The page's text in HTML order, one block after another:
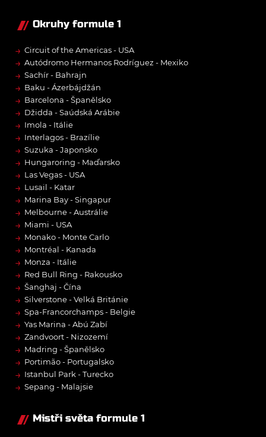
Okruhy formule 1
→ Circuit of the Americas - USA
→ Autódromo Hermanos Rodríguez - Mexiko
→ Sachír - Bahrajn
→ Baku - Ázerbájdžán
→ Barcelona - Španělsko
→ Džidda - Saúdská Arábie
→ Imola - Itálie
→ Interlagos - Brazílie
→ Suzuka - Japonsko
→ Hungaroring - Maďarsko
→ Las Vegas - USA
→ Lusail - Katar
→ Marina Bay - Singapur
→ Melbourne - Austrálie
→ Miami - USA
→ Monako - Monte Carlo
→ Montréal - Kanada
→ Monza - Itálie
→ Red Bull Ring - Rakousko
→ Šanghaj - Čína
→ Silverstone - Velká Británie
→ Spa-Francorchamps - Belgie
→ Yas Marina - Abú Zabí
→ Zandvoort - Nizozemí
→ Madring - Španělsko
→ Portimão - Portugalsko
→ Istanbul Park - Turecko
→ Sepang - Malajsie
Mistři světa formule 1